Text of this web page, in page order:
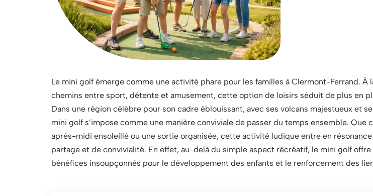
Le mini golf émerge comme une activité phare pour les familles à Clermont-Ferrand. À
chemins entre sport, détente et amusement, cette option de loisirs séduit de plus en
Dans une région célèbre pour son cadre éblouissant, avec ses volcans majestueux et
mini golf s’impose comme une manière conviviale de passer du temps ensemble. Que
après-midi ensoleillé ou une sortie organisée, cette activité ludique entre en
partage et de convivialité. En effet, au-delà du simple aspect récréatif, le mini golf
bénéfices insoupçonnés pour le développement des enfants et le renforcement des